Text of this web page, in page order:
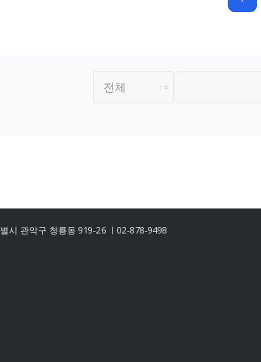
관악구 청룡동 919-26 ㅣ02-878-9498